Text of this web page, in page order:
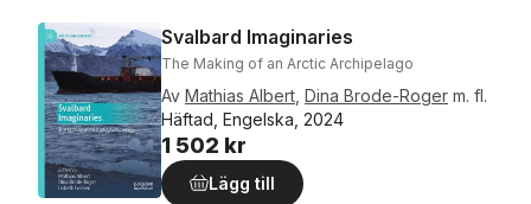
Svalbard Imaginaries
The Making of an Arctic Archipelago
Av Mathias Albert Dina Brode-Roger m. fl.
Häftad, Engelska, 2024
1 502 kr
Lägg till